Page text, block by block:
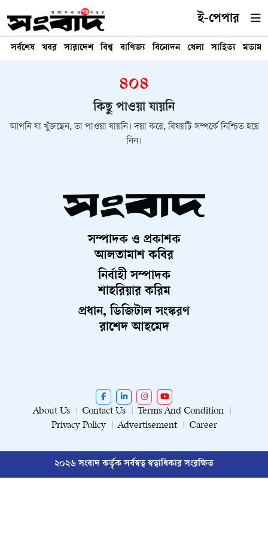
ই-পেপার
সর্বশেষ খবর সারাদেশ বিশ্ব বাণিজ্য বিনোদন খেলা সাহিত্য মতামত
৪০৪
কিছু পাওয়া যায়নি
আপনি যা খুঁজছেন, তা পাওয়া যায়নি। দয়া করে, বিষয়টি সম্পর্কে নিশ্চিত হয়ে
নিন।
সম্পাদক ও প্রকাশক
আলতামাশ কবির
নির্বাহী সম্পাদক
শাহরিয়ার করিম
প্রধান, ডিজিটাল সংস্করণ
রাশেদ আহমেদ
About Us Contact Us
Terms And Condition
Privacy Policy
Advertisement Career
২০২৬ সংবাদ কর্তৃক সর্বস্বত্ব স্বত্বাধিকার সংরক্ষিত